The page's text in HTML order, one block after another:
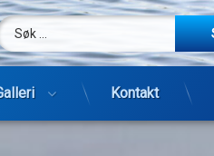
etter:
Kontakt